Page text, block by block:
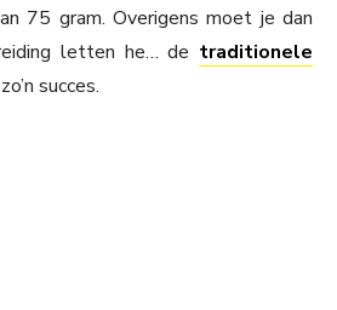
75 gram. Overigens moet je dan
letten he… de traditionele
succes.